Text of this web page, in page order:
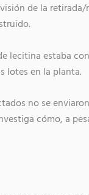
de la
lecitina estaba
lotes en la planta.
no se
cómo, a